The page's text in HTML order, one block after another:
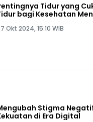
Tidur yang
bagi Kesehatan
Okt 2024, 15:10 WIB
Stigma
di Era Digital